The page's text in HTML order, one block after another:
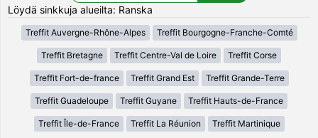
Löydä sinkkuja alueilta: Ranska
Treffit Auvergne-Rhône-Alpes Treffit Bourgogne-Franche-Comté
Treffit Bretagne Treffit Centre-Val de Loire Treffit Corse
Treffit Fort-de-france Treffit Grand Est Treffit Grande-Terre
Treffit Guadeloupe Treffit Guyane Treffit Hauts-de-France
Treffit Île-de-France Treffit La Réunion Treffit Martinique